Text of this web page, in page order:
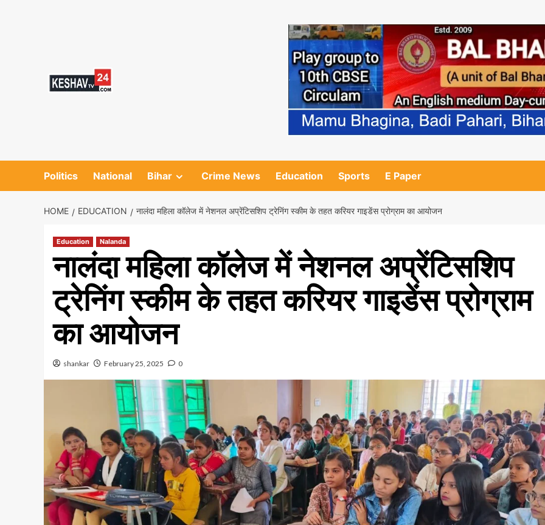
Politics National Bihar Crime News Education Sports E Paper
HOME EDUCATION नालंदा महिला कॉलेज में नेशनल अप्रेंटिसशिप ट्रेनिंग स्कीम के तहत करियर गाइडेंस प्रोग्राम का आयोजन
Education Nalanda
नालंदा महिला कॉलेज में नेशनल अप्रेंटिसशिप
ट्रेनिंग स्कीम के तहत करियर गाइडेंस प्रोग्राम
का आयोजन
shankar February 25, 2025 0